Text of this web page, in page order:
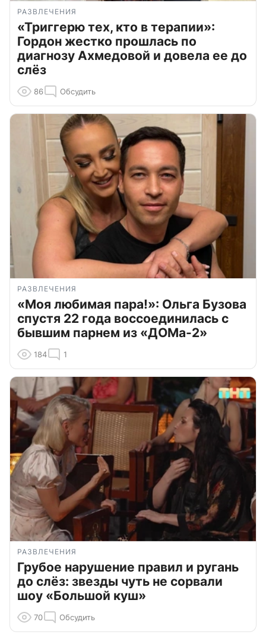
РАЗВЛЕЧЕНИЯ
«Триггерю тех, кто в терапии»:
Гордон жестко прошлась по
диагнозу Ахмедовой и довела ее до
слёз
86 Обсудить
РАЗВЛЕЧЕНИЯ
«Моя любимая пара!»: Ольга Бузова
спустя 22 года воссоединилась с
бывшим парнем из «ДОМа-2»
184 1
РАЗВЛЕЧЕНИЯ
Грубое нарушение правил и ругань
до слёз: звезды чуть не сорвали
шоу «Большой куш»
70 Обсудить